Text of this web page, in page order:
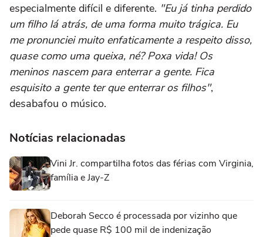
especialmente difícil e diferente. "Eu já tinha perdido
um filho lá atrás, de uma forma muito trágica. Eu
me pronunciei muito enfaticamente a respeito disso,
quase como uma queixa, né? Poxa vida! Os
meninos nascem para enterrar a gente. Fica
esquisito a gente ter que enterrar os filhos",
desabafou o músico.
Notícias relacionadas
Vini Jr. compartilha fotos das férias com Virginia,
família e Jay-Z
Deborah Secco é processada por vizinho que
pede quase R$ 100 mil de indenização